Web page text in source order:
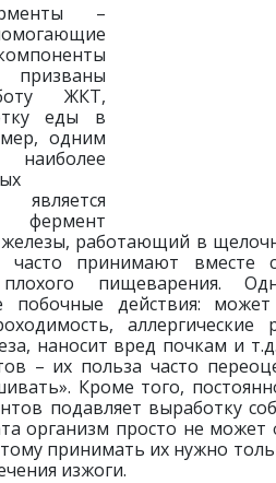
–
ЖКТ,
еды в
одним
фермент
работающий в
часто принимают
пищеварения.
побочные действия:
аллергические
наносит вред почкам и
– их польза часто
Кроме того,
подавляет выработку
организм просто не может
принимать их нужно
изжоги.